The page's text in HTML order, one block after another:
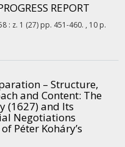
REPORT
: z. 1 (27) pp. 451-460. , 10 p.
– Structure,
and Content: The
(1627) and Its
Negotiations
Péter Koháry’s